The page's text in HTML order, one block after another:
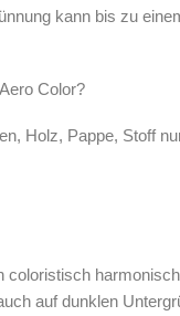
kann bis zu
Color?
Holz, Pappe, Stoff
coloristisch
auf dunklen